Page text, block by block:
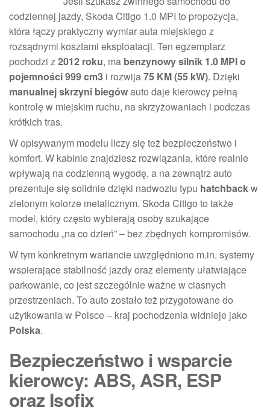
codziennej jazdy, Skoda Citigo 1.0 MPI to propozycja,
która łączy praktyczny wymiar auta miejskiego z
rozsądnymi kosztami eksploatacji. Ten egzemplarz
pochodzi z2012 roku, ma benzynowy silnik 1.0 MPI o
pojemności 999 cm3 i rozwija75 KM (55 kW). Dzięki
manualnej skrzyni biegówauto daje kierowcy pełną
kontrolę w miejskim ruchu, na skrzyżowaniach i podczas
krótkich tras.
W opisywanym modelu liczy się też bezpieczeństwo i
komfort. W kabinie znajdziesz rozwiązania, które realnie
wpływają na codzienną wygodę, a na zewnątrz auto
prezentuje się solidnie dzięki nadwoziu typu hatchbackw
zielonym kolorze metalicznym. Skoda Citigo to także
model, który często wybierają osoby szukające
samochodu „na co dzień” – bez zbędnych kompromisów.
W tym konkretnym wariancie uwzględniono m.in. systemy
wspierające stabilność jazdy oraz elementy ułatwiające
parkowanie, co jest szczególnie ważne w ciasnych
przestrzeniach. To auto zostało też przygotowane do
użytkowania w Polsce – kraj pochodzenia widnieje jako
Polska.
Bezpieczeństwo i wsparcie
kierowcy: ABS, ASR, ESP
oraz Isofix